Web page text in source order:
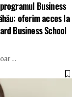
Business
oferim acces la
Business School
…